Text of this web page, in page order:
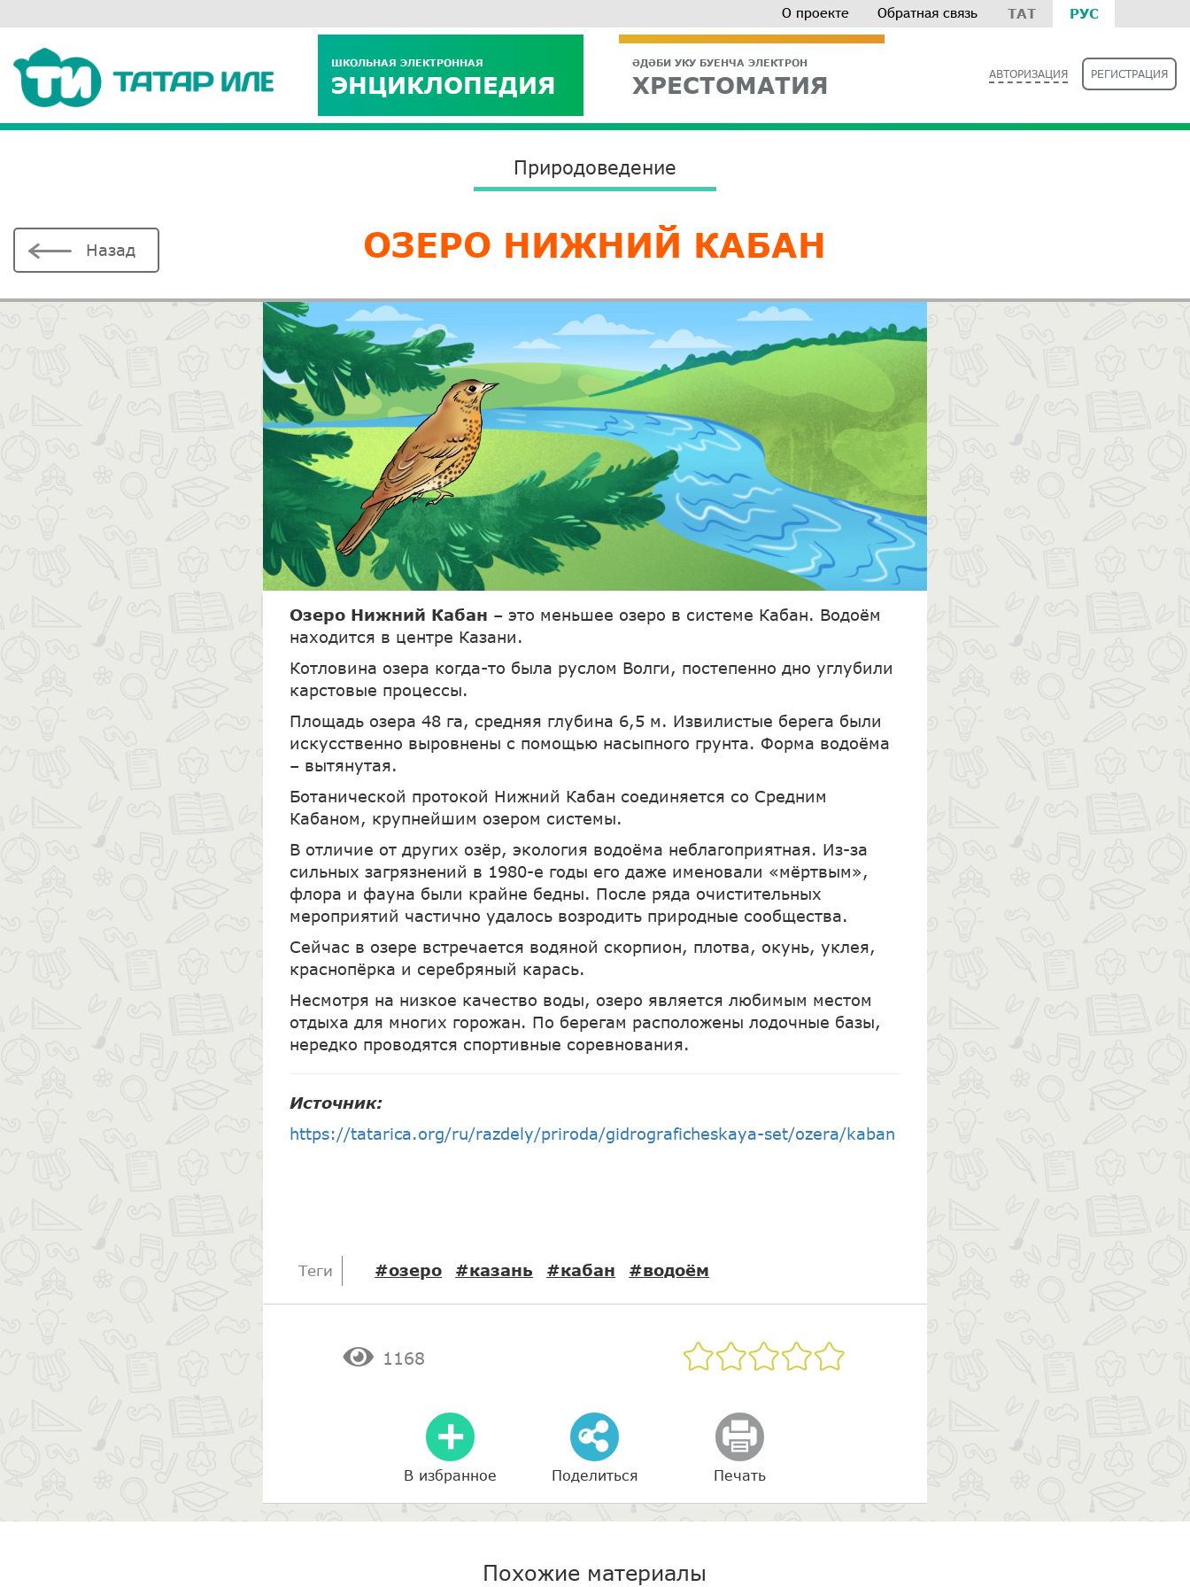
ТАТ РУС
О проекте Обратная связь
ШКОЛЬНАЯ ЭЛЕКТРОННАЯ
ЭНЦИКЛОПЕДИЯ
ӘДӘБИ УКУ БУЕНЧА ЭЛЕКТРОН
ХРЕСТОМАТИЯ АВТОРИЗАЦИЯ РЕГИСТРАЦИЯ
Назад
Природоведение
ОЗЕРО НИЖНИЙ КАБАН
Озеро Нижний Кабан – это меньшее озеро в системе Кабан. Водоём
находится в центре Казани.
Котловина озера когда-то была руслом Волги, постепенно дно углубили
карстовые процессы.
Площадь озера 48 га, средняя глубина 6,5 м. Извилистые берега были
искусственно выровнены с помощью насыпного грунта. Форма водоёма
– вытянутая.
Ботанической протокой Нижний Кабан соединяется со Средним
Кабаном, крупнейшим озером системы.
В отличие от других озёр, экология водоёма неблагоприятная. Из-за
сильных загрязнений в 1980-е годы его даже именовали «мёртвым»,
флора и фауна были крайне бедны. После ряда очистительных
мероприятий частично удалось возродить природные сообщества.
Сейчас в озере встречается водяной скорпион, плотва, окунь, уклея,
краснопёрка и серебряный карась.
Несмотря на низкое качество воды, озеро является любимым местом
отдыха для многих горожан. По берегам расположены лодочные базы,
нередко проводятся спортивные соревнования.
Источник:
https://tatarica.org/ru/razdely/priroda/gidrograficheskaya-set/ozera/kaban
Теги #озеро #казань #кабан #водоём
1168
В избранное Поделиться Печать
Похожие материалы